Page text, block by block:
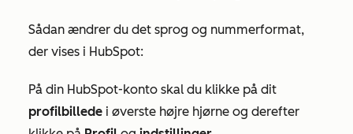
Sådan ændrer du det sprog og nummerformat,
der vises i HubSpot:
På din HubSpot-konto skal du klikke på dit
profilbillede i øverste højre hjørne og derefter